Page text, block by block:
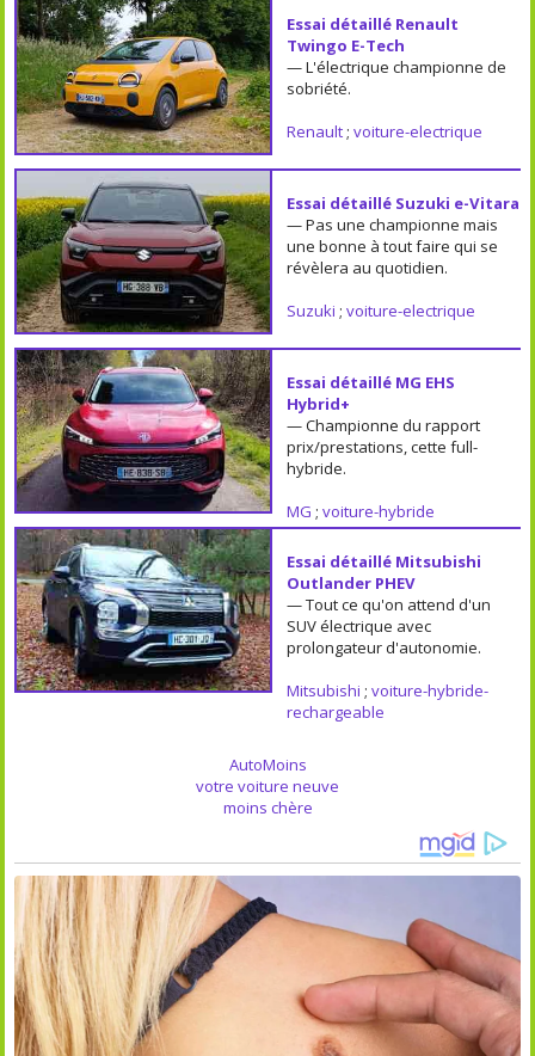
Essai détaillé Renault
Twingo E-Tech
— L'électrique championne de
sobriété.
Renault ; voiture-electrique
Essai détaillé Suzuki e-Vitara
— Pas une championne mais
une bonne à tout faire qui se
révèlera au quotidien.
Suzuki ; voiture-electrique
Essai détaillé MG EHS
Hybrid+
— Championne du rapport
prix/prestations, cette full-
hybride.
MG ; voiture-hybride
Essai détaillé Mitsubishi
Outlander PHEV
— Tout ce qu'on attend d'un
SUV électrique avec
prolongateur d'autonomie.
Mitsubishi ; voiture-hybride-
rechargeable
AutoMoins
votre voiture neuve
moins chère